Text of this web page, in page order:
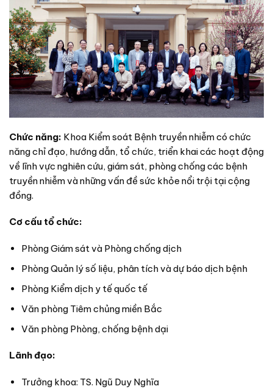
Chức năng: Khoa Kiểm soát Bệnh truyền nhiễm có chức
năng chỉ đạo, hướng dẫn, tổ chức, triển khai các hoạt động
về lĩnh vực nghiên cứu, giám sát, phòng chống các bệnh
truyền nhiễm và những vấn đề sức khỏe nổi trội tại cộng
đồng.
Cơ cấu tổ chức:
Phòng Giám sát và Phòng chống dịch
Phòng Quản lý số liệu, phân tích và dự báo dịch bệnh
Phòng Kiểm dịch y tế quốc tế
Văn phòng Tiêm chủng miền Bắc
Văn phòng Phòng, chống bệnh dại
Lãnh đạo:
Trưởng khoa: TS. Ngũ Duy Nghĩa